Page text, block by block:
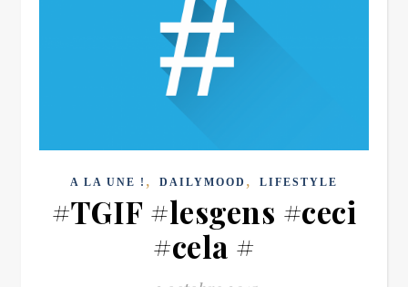
A LA UNE ! , DAILYMOOD , LIFESTYLE
#TGIF #lesgens #ceci
#cela #